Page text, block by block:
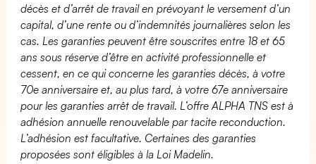
décès et d’arrêt de travail en prévoyant le versement d’un
capital, d’une rente ou d’indemnités journalières selon les
cas. Les garanties peuvent être souscrites entre 18 et 65
ans sous réserve d’être en activité professionnelle et
cessent, en ce qui concerne les garanties décès, à votre
70e anniversaire et, au plus tard, à votre 67e anniversaire
pour les garanties arrêt de travail. L’offre ALPHA TNS est à
adhésion annuelle renouvelable par tacite reconduction.
L’adhésion est facultative. Certaines des garanties
proposées sont éligibles à la Loi Madelin.